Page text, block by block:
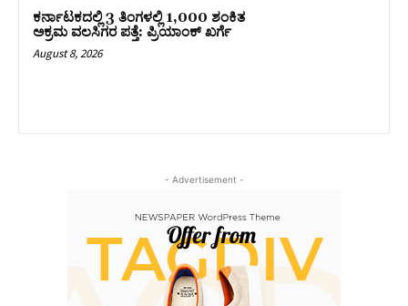
ಕರ್ನಾಟಕದಲ್ಲಿ 3 ತಿಂಗಳಲ್ಲಿ 1,000 ಶಂಕಿತ
ಅಕ್ರಮ ವಲಸಿಗರ ಪತ್ತೆ: ಪ್ರಿಯಾಂಕ್‌ ಖರ್ಗೆ
August 8, 2026
- Advertisement -